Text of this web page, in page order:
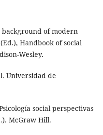
background of modern
Handbook of social
Wesley.
Universidad de
social perspectivas
McGraw Hill.